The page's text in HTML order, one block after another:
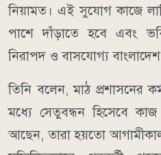
নিয়ামত। এই সুযোগ কাজে
পাশে দাঁড়াতে হবে এবং
নিরাপদ ও বাসযোগ্য
তিনি বলেন, মাঠ প্রশাসনের
মধ্যে সেতুবন্ধন হিসেবে
আছেন, তারা হয়তো